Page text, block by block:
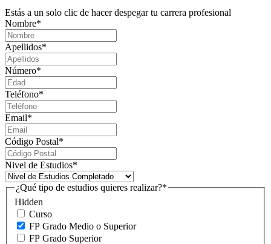
Estás a un solo clic de hacer despegar tu carrera profesional
Nombre*
Apellidos*
Número*
Teléfono*
Email*
Código Postal*
Nivel de Estudios*
Hidden
¿Qué tipo de estudios quieres realizar?*
Curso
FP Grado Medio o Superior
FP Grado Superior